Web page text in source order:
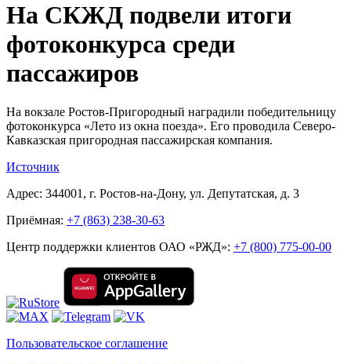
На СКЖД подвели итоги
фотоконкурса среди
пассажиров
На вокзале Ростов-Пригородный наградили победительницу
фотоконкурса «Лето из окна поезда». Его проводила Северо-
Кавказская пригородная пассажирская компания.
Источник
Адрес: 344001, г. Ростов-на-Дону, ул. Депутатская, д. 3
Приёмная: +7 (863) 238-30-63
Центр поддержки клиентов ОАО «РЖД»: +7 (800) 775-00-00
Пользовательское соглашение